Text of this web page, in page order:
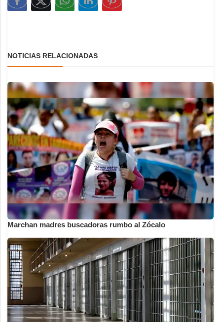
NOTICIAS RELACIONADAS
Marchan madres buscadoras rumbo al Zócalo